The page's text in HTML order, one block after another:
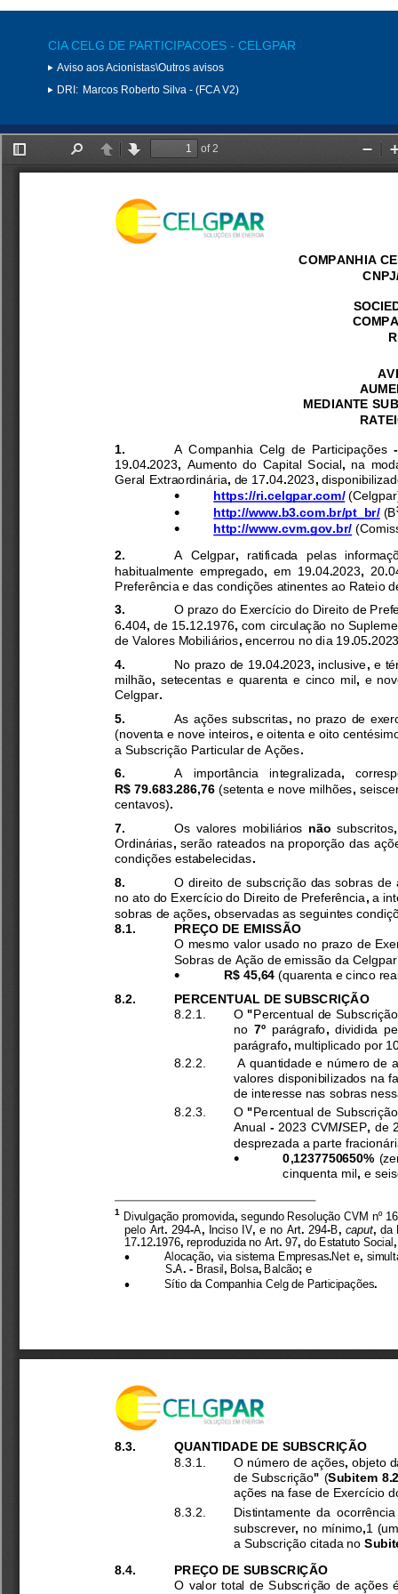
CIA CELG DE PARTICIPACOES - CELGPAR
Aviso aos Acionistas\Outros avisos
DRI: Marcos Roberto Silva - (FCA V2)